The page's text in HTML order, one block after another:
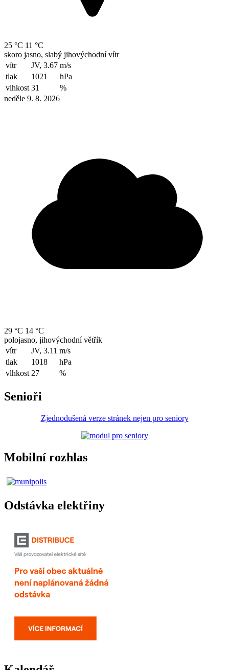
25 °C 11 °C
skoro jasno, slabý jihovýchodní vítr
vítr
JV, 3.67 m/s
tlak
1021
hPa
vlhkost 31
%
neděle 9. 8. 2026
29 °C 14 °C
polojasno, jihovýchodní větřík
vítr
JV, 3.11 m/s
tlak
1018
hPa
vlhkost 27 %
Senioři
Zjednodušená verze stránek nejen pro seniory
Mobilní rozhlas
Odstávka elektřiny